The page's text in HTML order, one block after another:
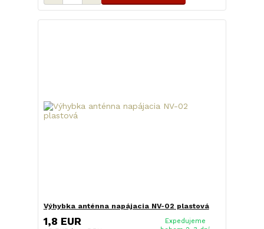
Výhybka anténna napájacia NV-02 plastová
1,8 EUR
Expedujeme